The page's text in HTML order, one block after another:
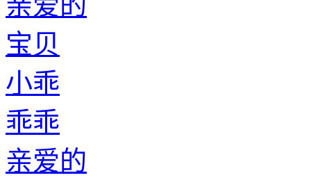
宝贝
小乖
乖乖
亲爱的